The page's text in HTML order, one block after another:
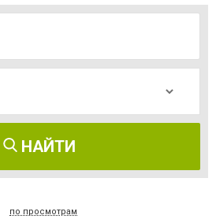
НАЙТИ
по просмотрам